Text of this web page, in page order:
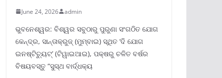
June 24, 2026 admin
ଭୁବନେଶ୍ୱର: ବିଶ୍ୱର ସବୁଠାରୁ ପୁରୁଣା ସଂଗଠିତ ଯୋଗ
କେନ୍ଦ୍ର, ସାନ୍ତାକ୍ରୁଜ୍ (ମୁମ୍ବାଇ) ସ୍ଥିତ ‘ଦି ଯୋଗ
ଇନଷ୍ଟିଚ୍ୟୁଟ୍‌’ (ଟିୱାଇଆଇ), ପକ୍ଷରୁ ଚଳିତ ବର୍ଷର
ବିଷୟବସ୍ତୁ “ସୁସ୍ଥ ବାର୍ଦ୍ଧକ୍ୟ